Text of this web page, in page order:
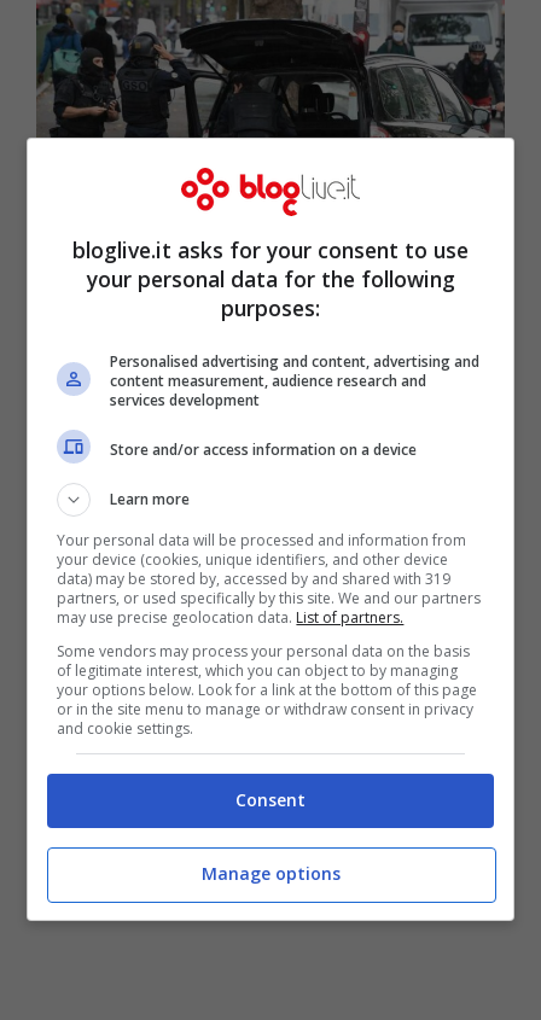
Foto Live da Parigi: attentato nei pressi della Bastiglia /
AGGIORNAMENTO DELLE 13.00 –
persona, completamente coperta di
sangue,pare essere stata fermata in
questi minuti alla Bastiglia dalle forze di
polizia francesi.Potrebbe essere proprio
lui l’attentatore che poco fa ha scatenato
un attentato all’arma bianca che ha messo
in subbuglio la capitale transalpina,
ferendo 4 persone.
bloglive.it asks for your consent to use
your personal data for the following
purposes:
Personalised advertising and content, advertising and
content measurement, audience research and
services development
Store and/or access information on a device
Learn more
Your personal data will be processed and information from
your device (cookies, unique identifiers, and other device
data) may be stored by, accessed by and shared with 319
partners, or used specifically by this site. We and our partners
may use precise geolocation data. List of partners.
Some vendors may process your personal data on the basis
of legitimate interest, which you can object to by managing
your options below. Look for a link at the bottom of this page
or in the site menu to manage or withdraw consent in privacy
and cookie settings.
Consent
Manage options